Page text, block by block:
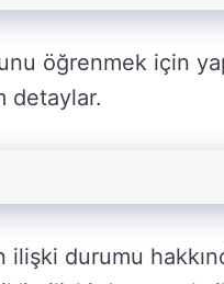
öğrenmek için
detaylar.
ilişki durumu